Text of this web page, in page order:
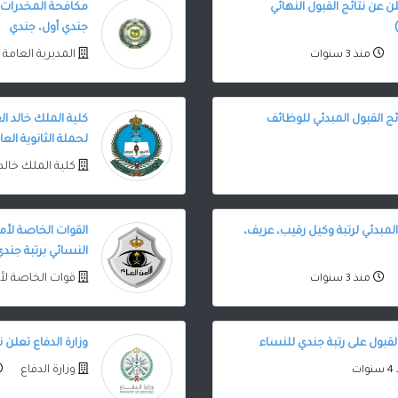
عن نتائج القبول النهائي
منذ 3 سنوات
مكافحة المخدرات
جندي أول، جندي
المديرية
القبول المبدئي للوظائف
كلية الملك خالد
لحملة الثانوية
كلية الملك
لرتبة وكيل رقيب، عريف،
منذ 3 سنوات
القوات الخاصة
النسائي برتبة
قوات الخاصة
على رتبة جندي للنساء وزارة الدفاع تعلن
وزارة الدفاع